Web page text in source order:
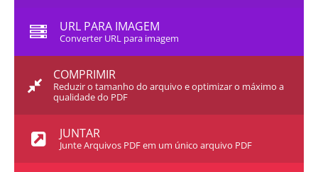
URL PARA IMAGEM
Converter URL para imagem
COMPRIMIR
Reduzir o tamanho do arquivo e optimizar o máximo a
qualidade do PDF
JUNTAR
Junte Arquivos PDF em um único arquivo PDF